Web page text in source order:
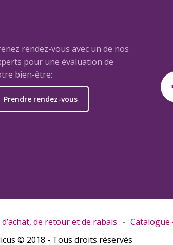
rendez-vous avec un de nos
pour une évaluation de
bien-être:
Prendre rendez-vous
de retour et de rabais
© 2018 - Tous droits réservés